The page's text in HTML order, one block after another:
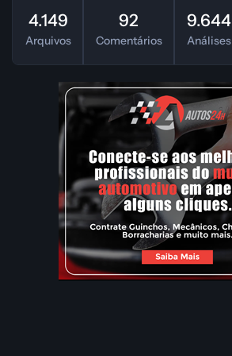
4.149
Arquivos
92
Comentários
9.644
Análises